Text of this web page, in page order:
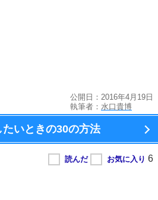
公開日：2016年4月19日
執筆者： 水口貴博
いときの30の方法